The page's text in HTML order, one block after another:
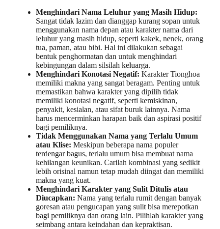
Menghindari Nama Leluhur yang Masih Hidup:
Sangat tidak lazim dan dianggap kurang sopan untuk
menggunakan nama depan atau karakter nama dari
leluhur yang masih hidup, seperti kakek, nenek, orang
tua, paman, atau bibi. Hal ini dilakukan sebagai
bentuk penghormatan dan untuk menghindari
kebingungan dalam silsilah keluarga.
Menghindari Konotasi Negatif: Karakter Tionghoa
memiliki makna yang sangat beragam. Penting untuk
memastikan bahwa karakter yang dipilih tidak
memiliki konotasi negatif, seperti kemiskinan,
penyakit, kesialan, atau sifat buruk lainnya. Nama
harus mencerminkan harapan baik dan aspirasi positif
bagi pemiliknya.
Tidak Menggunakan Nama yang Terlalu Umum
atau Klise: Meskipun beberapa nama populer
terdengar bagus, terlalu umum bisa membuat nama
kehilangan keunikan. Carilah kombinasi yang sedikit
lebih orisinal namun tetap mudah diingat dan memiliki
makna yang kuat.
Menghindari Karakter yang Sulit Ditulis atau
Diucapkan: Nama yang terlalu rumit dengan banyak
goresan atau pengucapan yang sulit bisa merepotkan
bagi pemiliknya dan orang lain. Pilihlah karakter yang
seimbang antara keindahan dan kepraktisan.